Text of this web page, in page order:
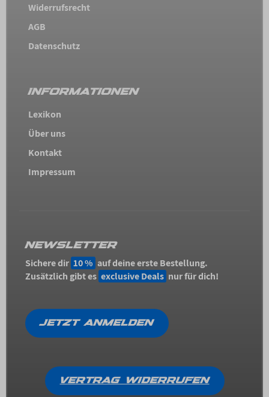
Widerrufsrecht
AGB
Datenschutz
INFORMATIONEN
Lexikon
Über uns
Kontakt
Impressum
NEWSLETTER
Sichere dir 10 % auf deine erste Bestellung.
Zusätzlich gibt es exclusive Deals nur für dich!
JETZT ANMELDEN
VERTRAG WIDERRUFEN